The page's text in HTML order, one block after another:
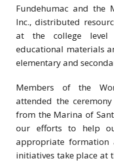
Fundehumac and the
Inc., distributed
at the college level
educational materials
elementary and
Members of the
attended the
from the Marina of
our efforts to help
appropriate
initiatives take place at